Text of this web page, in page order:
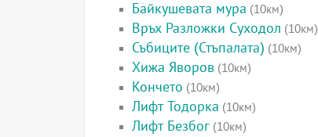
Байкушевата мура (10км)
Връх Разложки Суходол (10км)
Събиците (Стъпалата) (10км)
Хижа Яворов (10км)
Кончето (10км)
Лифт Тодорка (10км)
Лифт Безбог (10км)